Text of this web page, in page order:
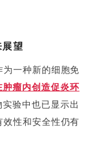
望
一种新的细胞免
肿瘤内创造促炎环
实验中也已显示出
性和安全性仍有